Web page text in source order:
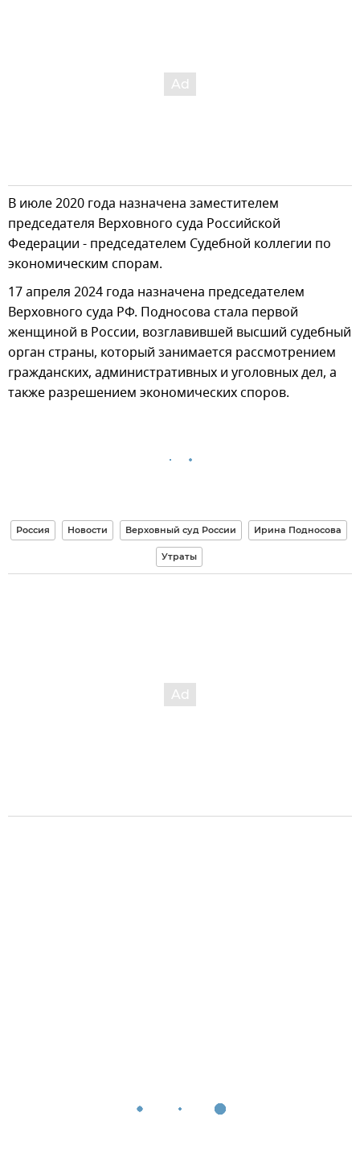
В июле 2020 года назначена заместителем
председателя Верховного суда Российской
Федерации - председателем Судебной коллегии по
экономическим спорам.
17 апреля 2024 года назначена председателем
Верховного суда РФ. Подносова стала первой
женщиной в России, возглавившей высший судебный
орган страны, который занимается рассмотрением
гражданских, административных и уголовных дел, а
также разрешением экономических споров.
Россия Новости Верховный суд России Ирина Подносова
Утраты